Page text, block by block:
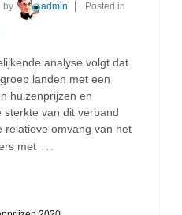
by admin
Posted in
analyse volgt dat
landen met een
huizenprijzen en
sterkte van dit verband
relatieve omvang van het
met …